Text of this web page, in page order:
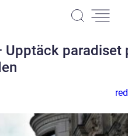
Upptäck paradiset